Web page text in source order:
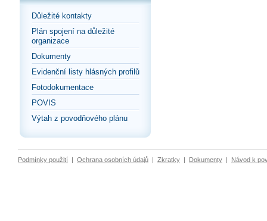
Důležité kontakty
Plán spojení na důležité
organizace
Dokumenty
Evidenční listy hlásných profilů
Fotodokumentace
POVIS
Výtah z povodňového plánu
Podmínky použití | Ochrana osobních údajů | Zkratky | Dokumenty | Návod k